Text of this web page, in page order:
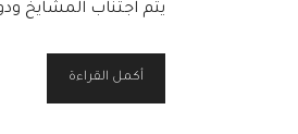
يتم اجتناب المشايخ
أكمل القراءة